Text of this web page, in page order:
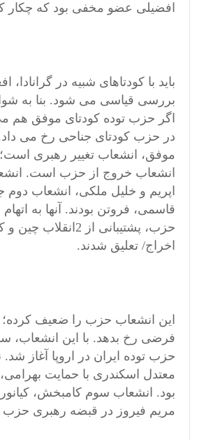
افضیلی عضو مخفی بود که چکار
باید با کودتاهای شبیه در گرانادا،
اگر حزب توده کودتای موفق هم
در حزب کودتای جناحی رخ می
موفق، انشعاب تغییر رهبری
انشعاب خروج از حزب است.
اپریم و خلیل ملکی، انشعاب دوم
قاسمی، فروتن بودند. آنها به
حزب، پشتیبانی از
اخراج/ تعلیق شدند.
این انشعاب حزب را ضعیف کرده؛
فرضی رخ بدهد. با این انشعاب،
حزب توده ایران در اروپا آغاز شد.
معتدل اسکندری با حمایت
بود. انشعاب سوم کامبخش،
مریم فیروز در قبضه رهبری حزب